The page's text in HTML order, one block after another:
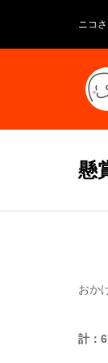
ニコ
懸
おか
計：